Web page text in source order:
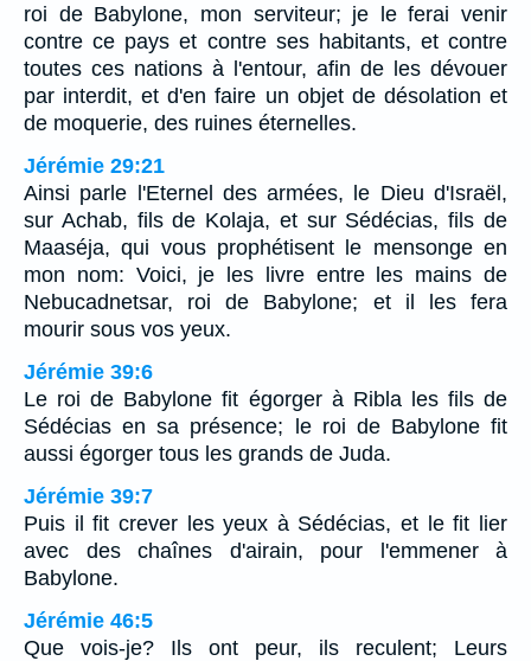
roi de Babylone, mon serviteur; je le ferai venir
contre ce pays et contre ses habitants, et contre
toutes ces nations à l'entour, afin de les dévouer
par interdit, et d'en faire un objet de désolation et
de moquerie, des ruines éternelles.
Jérémie 29:21
Ainsi parle l'Eternel des armées, le Dieu d'Israël,
sur Achab, fils de Kolaja, et sur Sédécias, fils de
Maaséja, qui vous prophétisent le mensonge en
mon nom: Voici, je les livre entre les mains de
Nebucadnetsar, roi de Babylone; et il les fera
mourir sous vos yeux.
Jérémie 39:6
Le roi de Babylone fit égorger à Ribla les fils de
Sédécias en sa présence; le roi de Babylone fit
aussi égorger tous les grands de Juda.
Jérémie 39:7
Puis il fit crever les yeux à Sédécias, et le fit lier
avec des chaînes d'airain, pour l'emmener à
Babylone.
Jérémie 46:5
Que vois-je? Ils ont peur, ils reculent; Leurs